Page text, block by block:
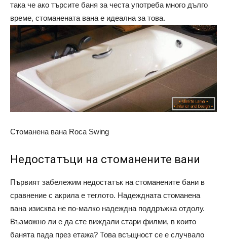
така че ако търсите баня за честа употреба много дълго
време, стоманената вана е идеална за това.
Стоманена вана Roca Swing
Недостатъци на стоманените вани
Първият забележим недостатък на стоманените бани в
сравнение с акрила е теглото. Надеждната стоманена
вана изисква не по-малко надеждна поддръжка отдолу.
Възможно ли е да сте виждали стари филми, в които
банята пада през етажа? Това всъщност се е случвало